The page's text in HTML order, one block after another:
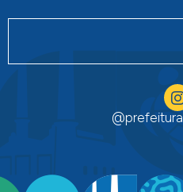
@prefeitura